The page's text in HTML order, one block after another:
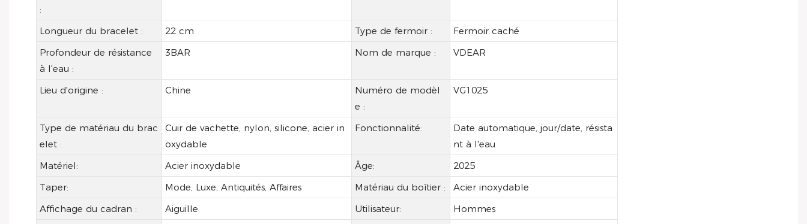
:
Longueur du bracelet : 22 cm Type de fermoir :
Fermoir caché
Profondeur de résistance
à l'eau :
3BAR Nom de marque : VDEAR
Lieu d'origine : Chine
Numéro de modèl
e :
VG1025
Type de matériau du brac
elet :
Cuir de vachette, nylon, silicone, acier in
oxydable
Fonctionnalité:
Date automatique, jour/date, résista
nt à l'eau
Matériel:
Acier inoxydable Âge:
2025
Taper:
Mode, Luxe, Antiquités, Affaires Matériau du boîtier :
Acier inoxydable
Affichage du cadran :
Aiguille Utilisateur:
Hommes